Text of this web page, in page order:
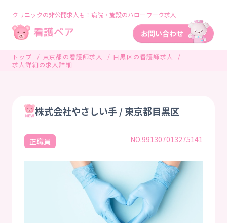
クリニックの非公開求人も！病院・施設のハローワーク求人
トップ 東京都の看護師求人
目黒区の看護師求人
求人詳細の求人詳細
株式会社やさしい手 / 東京都目黒区
正職員 NO.991307013275141